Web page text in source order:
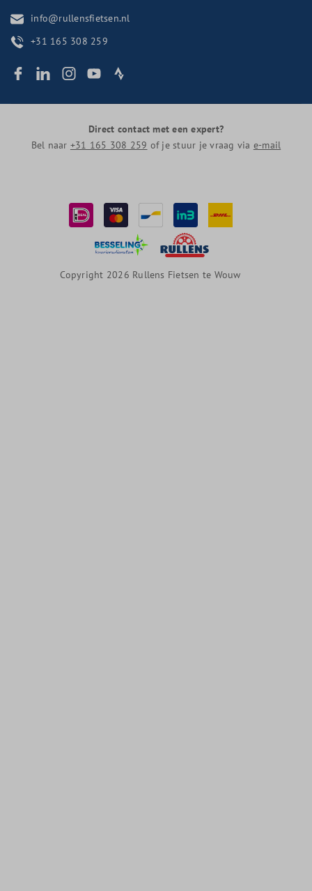
info@rullensfietsen.nl
+31 165 308 259
Direct contact met een expert?
Bel naar +31 165 308 259 of je stuur je vraag via e-mail
Copyright 2026 Rullens Fietsen te Wouw